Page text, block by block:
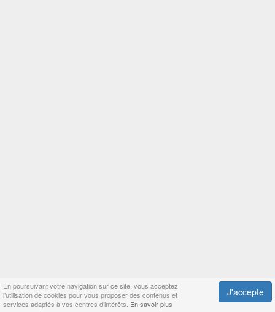
En poursuivant votre navigation sur ce site, vous acceptez
l’utilisation de cookies pour vous proposer des contenus et
services adaptés à vos centres d’intérêts. En savoir plus
J'accepte